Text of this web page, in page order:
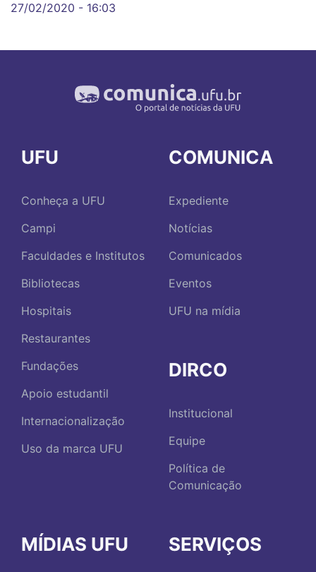
27/02/2020 - 16:03
UFU
Conheça a UFU
Campi
Faculdades e Institutos
Bibliotecas
Hospitais
Restaurantes
Fundações
Apoio estudantil
Internacionalização
Uso da marca UFU
COMUNICA
Expediente
Notícias
Comunicados
Eventos
UFU na mídia
DIRCO
Institucional
Equipe
Política de
Comunicação
MÍDIAS UFU SERVIÇOS